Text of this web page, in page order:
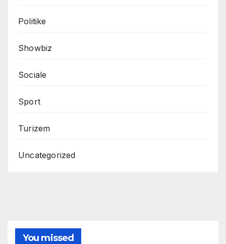
Politike
Showbiz
Sociale
Sport
Turizem
Uncategorized
You missed